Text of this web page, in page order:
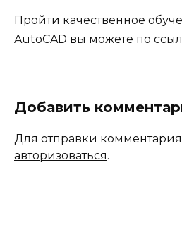
Пройти качественное
AutoCAD вы можете по
Добавить
Для отправки
авторизоваться.